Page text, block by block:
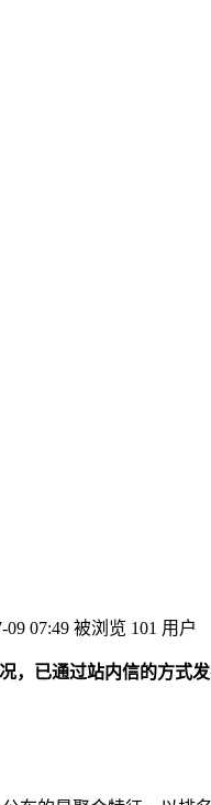
09 07:49 被浏览 101 用户
，已通过站内信的方式